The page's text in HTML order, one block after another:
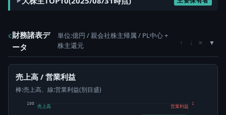
c財務諸表デ
ータ
単位:億円 / 親会社株主帰属 / PL中心 +
株主還元
↑ ↓ ×
売上高 / 営業利益
棒:売上高、線:営業利益(別目盛)
100 1
売上高 営業利益